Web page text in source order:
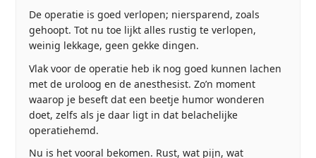
De operatie is goed verlopen; niersparend, zoals
gehoopt. Tot nu toe lijkt alles rustig te verlopen,
weinig lekkage, geen gekke dingen.
Vlak voor de operatie heb ik nog goed kunnen lachen
met de uroloog en de anesthesist. Zo’n moment
waarop je beseft dat een beetje humor wonderen
doet, zelfs als je daar ligt in dat belachelijke
operatiehemd.
Nu is het vooral bekomen. Rust, wat pijn, wat